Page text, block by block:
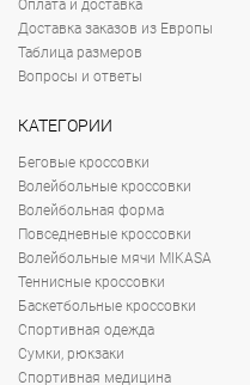
Оплата и доставка
Доставка заказов из Европы
Таблица размеров
Вопросы и ответы
КАТЕГОРИИ
Беговые кроссовки
Волейбольные кроссовки
Волейбольная форма
Повседневные кроссовки
Волейбольные мячи MIKASA
Теннисные кроссовки
Баскетбольные кроссовки
Спортивная одежда
Сумки, рюкзаки
Спортивная медицина